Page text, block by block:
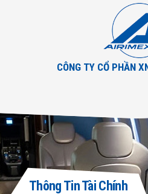
CÔNG TY CỔ PHẦN
Thông Tin Tài Chính